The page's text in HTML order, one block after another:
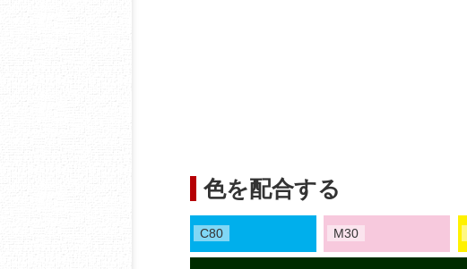
色を配合する
C80 M30